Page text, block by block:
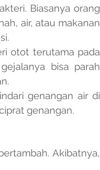
Biasanya orang
air, atau makanan
otot terutama pada
bisa parah
genangan air di
genangan.
Akibatnya,